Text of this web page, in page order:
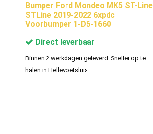
Bumper Ford Mondeo MK5 ST-Line
STLine 2019-2022 6xpdc
Voorbumper 1-D6-1660
Direct leverbaar
Binnen 2 werkdagen geleverd. Sneller op te
halen in Hellevoetsluis.